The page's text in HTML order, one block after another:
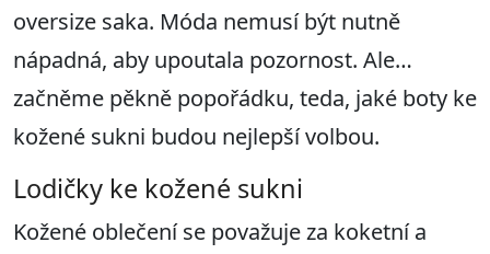
oversize saka. Móda nemusí být nutně
nápadná, aby upoutala pozornost. Ale…
začněme pěkně popořádku, teda, jaké boty ke
kožené sukni budou nejlepší volbou.
Lodičky ke kožené sukni
Kožené oblečení se považuje za koketní a